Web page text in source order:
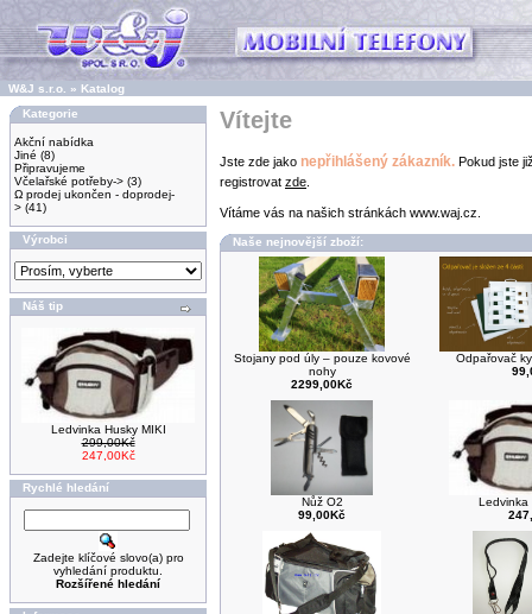
W&J s.r.o. » Katalog
Kategorie
Akční nabídka
Jiné (8)
Připravujeme
Včelařské potřeby-> (3)
Ω prodej ukončen - doprodej-
> (41)
Výrobci
Náš tip
Ledvinka Husky MIKI
299,00Kč
247,00Kč
Rychlé hledání
Zadejte klíčové slovo(a) pro
vyhledání produktu.
Rozšířené hledání
Vítejte
Jste zde jako nepřihlášený zákazník. Pokud jste
registrovat zde
Vítáme vás na našich stránkách www.waj.cz.
Naše nejnovější zboží:
Stojany pod úly – pouze kovové
nohy
2299,00Kč
Odpařovač
Nůž O2
99,00Kč
Ledvinka